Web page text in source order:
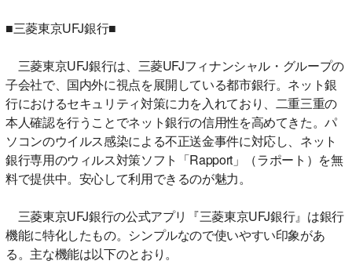
■三菱東京UFJ銀行■
三菱東京UFJ銀行は、三菱UFJフィナンシャル・グループの
子会社で、国内外に視点を展開している都市銀行。ネット銀
行におけるセキュリティ対策に力を入れており、二重三重の
本人確認を行うことでネット銀行の信用性を高めてきた。パ
ソコンのウイルス感染による不正送金事件に対応し、ネット
銀行専用のウィルス対策ソフト「Rapport」（ラポート）を無
料で提供中。安心して利用できるのが魅力。
三菱東京UFJ銀行の公式アプリ『三菱東京UFJ銀行』は銀行
機能に特化したもの。シンプルなので使いやすい印象があ
る。主な機能は以下のとおり。